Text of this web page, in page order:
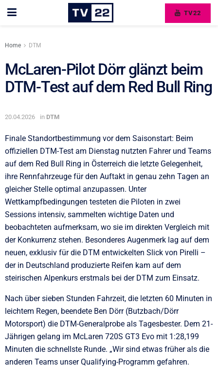
TV22
Home DTM
McLaren-Pilot Dörr glänzt beim
DTM-Test auf dem Red Bull Ring
20.04.2026 in DTM
Finale Standortbestimmung vor dem Saisonstart: Beim
offiziellen DTM-Test am Dienstag nutzten Fahrer und Teams
auf dem Red Bull Ring in Österreich die letzte Gelegenheit,
ihre Rennfahrzeuge für den Auftakt in genau zehn Tagen an
gleicher Stelle optimal anzupassen. Unter
Wettkampfbedingungen testeten die Piloten in zwei
Sessions intensiv, sammelten wichtige Daten und
beobachteten aufmerksam, wo sie im direkten Vergleich mit
der Konkurrenz stehen. Besonderes Augenmerk lag auf dem
neuen, exklusiv für die DTM entwickelten Slick von Pirelli –
der in Deutschland produzierte Reifen kam auf dem
steirischen Alpenkurs erstmals bei der DTM zum Einsatz.
Nach über sieben Stunden Fahrzeit, die letzten 60 Minuten in
leichtem Regen, beendete Ben Dörr (Butzbach/Dörr
Motorsport) die DTM-Generalprobe als Tagesbester. Dem 21-
Jährigen gelang im McLaren 720S GT3 Evo mit 1:28,199
Minuten die schnellste Runde. „Wir sind etwas früher als die
anderen Teams unser Qualifying-Programm gefahren.